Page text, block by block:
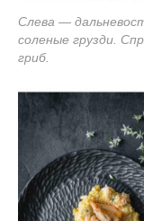
Слева —
соленые грузди.
гриб.